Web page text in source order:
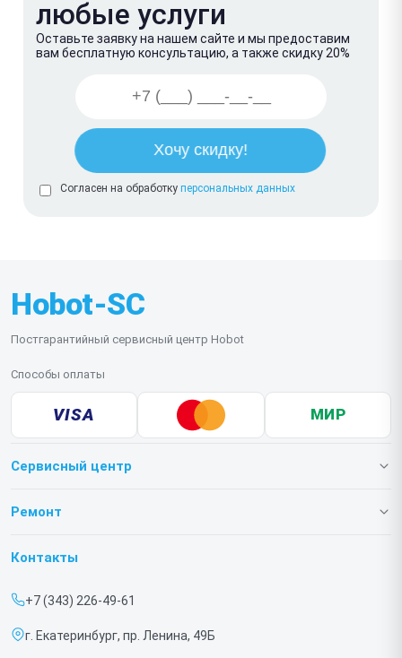
любые услуги
Оставьте заявку на нашем сайте и мы предоставим
вам бесплатную консультацию, а также скидку 20%
Согласен на обработку персональных данных
Hobot-SC
Постгарантийный сервисный центр Hobot
Способы оплаты
VISA МИР
Сервисный центр
О нашем сервисе
Срочный ремонт
Доставка и способы оплаты
Ремонт
Роботов-пылесосов
Контакты
+7 (343) 226-49-61
г. Екатеринбург, пр. Ленина, 49Б